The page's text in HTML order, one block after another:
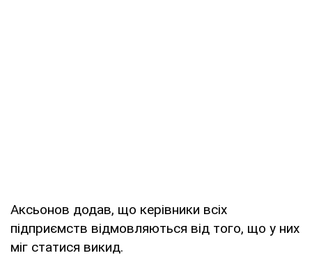
Аксьонов додав, що керівники всіх
підприємств відмовляються від того, що у них
міг статися викид.